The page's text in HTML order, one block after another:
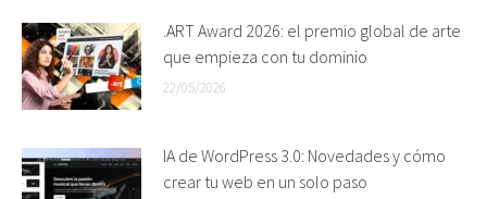
.ART Award 2026: el premio global de arte
que empieza con tu dominio
22/05/2026
IA de WordPress 3.0: Novedades y cómo
crear tu web en un solo paso